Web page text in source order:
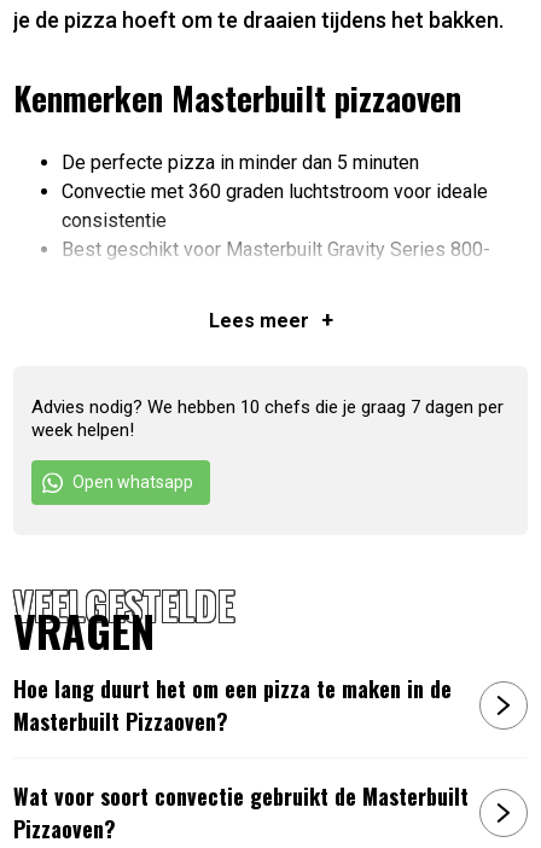
je de pizza hoeft om te draaien tijdens het bakken.
Kenmerken Masterbuilt pizzaoven
De perfecte pizza in minder dan 5 minuten
Convectie met 360 graden luchtstroom voor ideale
consistentie
Best geschikt voor Masterbuilt Gravity Series 800-
Binnenkant van hoogwaardig roestvrij staal met een
bijkomende maatstukken, zodat de oven in uw grill
past.
Artikelnummer: 0094428277199
Lees meer +
Advies nodig? We hebben 10 chefs die je graag 7 dagen per
week helpen!
Open whatsapp
VEELGESTELDE
VRAGEN
Hoe lang duurt het om een pizza te maken in de
Masterbuilt Pizzaoven?
Wat voor soort convectie gebruikt de Masterbuilt
Pizzaoven?